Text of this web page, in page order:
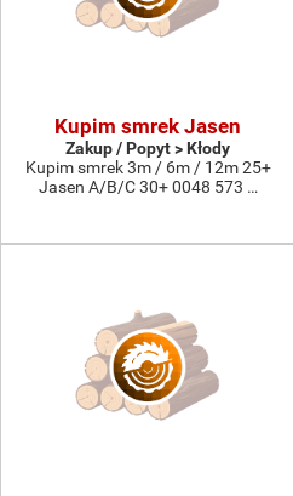
Kupim smrek Jasen
Zakup / Popyt > Kłody
Kupim smrek 3m / 6m / 12m 25+
Jasen A/B/C 30+ 0048 573 …